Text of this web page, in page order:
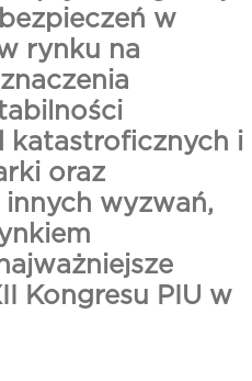
w
rynku na
katastroficznych i
oraz
wyzwań,
Kongresu PIU w